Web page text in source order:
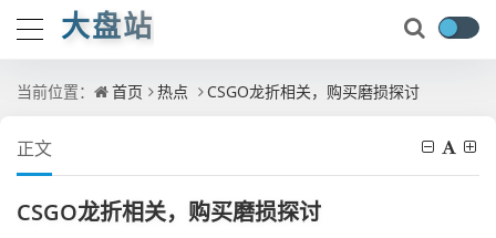
大盘站
当前位置： 首页 热点 CSGO龙折相关，购买磨损探讨
正文
CSGO龙折相关，购买磨损探讨